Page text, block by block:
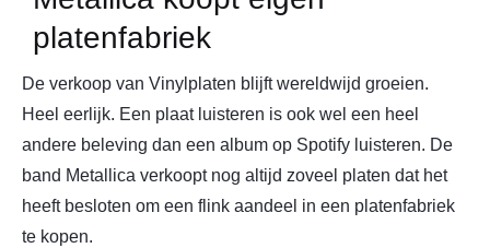
platenfabriek
De verkoop van Vinylplaten blijft wereldwijd groeien.
Heel eerlijk. Een plaat luisteren is ook wel een heel
andere beleving dan een album op Spotify luisteren. De
band Metallica verkoopt nog altijd zoveel platen dat het
heeft besloten om een flink aandeel in een platenfabriek
te kopen.